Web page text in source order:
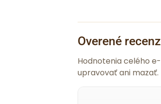
Overené
Hodnotenia celého
upravovať ani mazať.